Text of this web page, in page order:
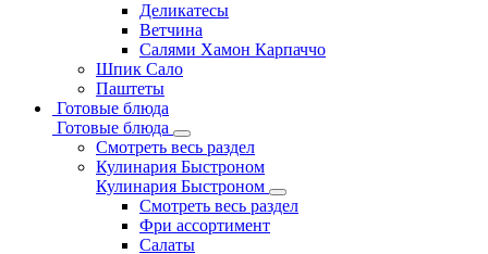
Деликатесы
Ветчина
Салями Хамон Карпаччо
Шпик Сало
Паштеты
Готовые блюда
Готовые блюда
Смотреть весь раздел
Кулинария Быстроном
Кулинария Быстроном
Смотреть весь раздел
Фри ассортимент
Салаты